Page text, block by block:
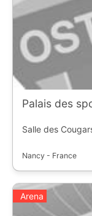
Palais des
Salle des
Nancy - France
Arena